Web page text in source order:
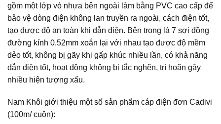
gồm một lớp vỏ nhựa bên ngoài làm bằng PVC cao cấp để
bảo vệ dòng điện không lan truyền ra ngoài, cách điện tốt,
tạo được độ an toàn khi dẫn điện. Bên trong là 7 sợi đồng
đường kính 0.52mm xoắn lại với nhau tạo được độ mềm
dẻo tốt, không bị gãy khi gấp khúc nhiều lần, có khả năng
dẫn điện tốt, hoạt động không bị tắc nghẽn, trì hoãn gây
nhiều hiện tượng xấu.
Nam Khôi giới thiệu một số sản phẩm cáp điện đơn Cadivi
(100m/ cuộn):